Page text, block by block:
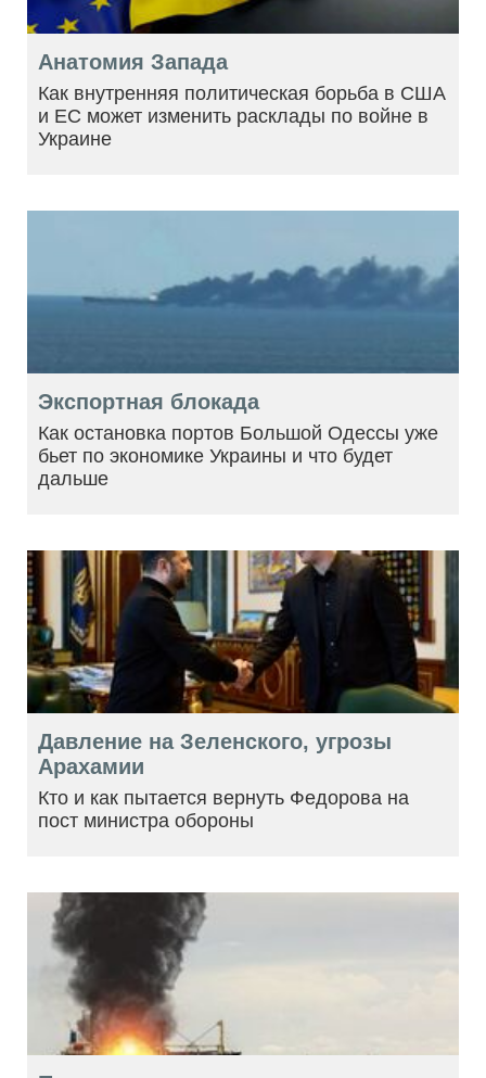
Анатомия Запада
Как внутренняя политическая борьба в США
и ЕС может изменить расклады по войне в
Украине
Экспортная блокада
Как остановка портов Большой Одессы уже
бьет по экономике Украины и что будет
дальше
Давление на Зеленского, угрозы
Арахамии
Кто и как пытается вернуть Федорова на
пост министра обороны